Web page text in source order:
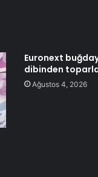
Euronext
dibinden
Ağustos 4, 2026